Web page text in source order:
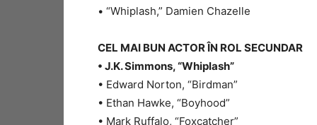
• “Whiplash,” Damien Chazelle
CEL MAI BUN ACTOR ÎN ROL SECUNDAR
• J.K. Simmons, “Whiplash”
• Edward Norton, “Birdman”
• Ethan Hawke, “Boyhood”
• Mark Ruffalo, “Foxcatcher”